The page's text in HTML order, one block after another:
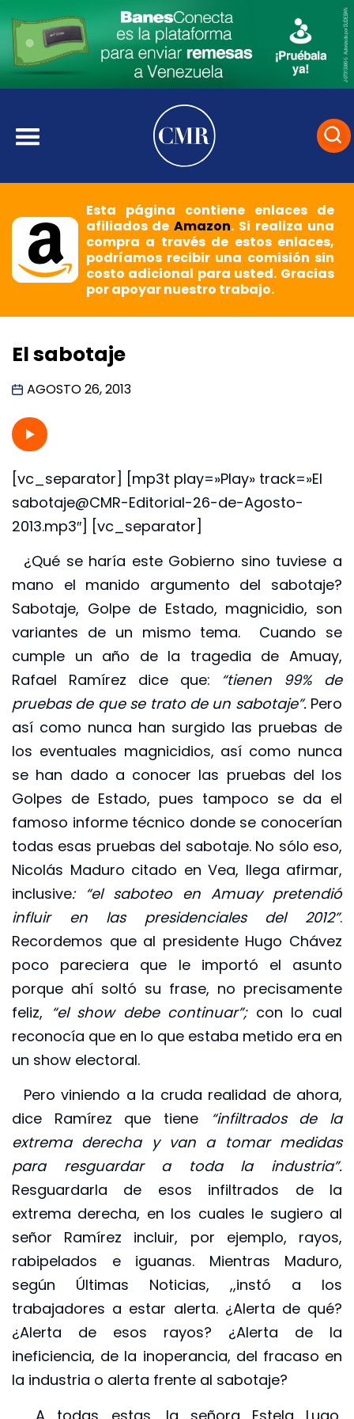
Esta página contiene enlaces de
afiliados deAmazon. Si realiza una
compra a través de estos enlaces,
podríamos recibir una comisión sin
costo adicional para usted. Gracias
por apoyar nuestro trabajo.
El sabotaje
AGOSTO 26, 2013
[vc_separator] [mp3t play=»Play» track=»El
sabotaje@CMR-Editorial-26-de-Agosto-
2013.mp3″] [vc_separator]
¿Qué se haría este Gobierno sino tuviese a
mano el manido argumento del sabotaje?
Sabotaje, Golpe de Estado, magnicidio, son
variantes de un mismo tema. Cuando se
cumple un año de la tragedia de Amuay,
Rafael Ramírez dice que: “tienen 99% de
pruebas de que se trato de un sabotaje”.Pero
así como nunca han surgido las pruebas de
los eventuales magnicidios, así como nunca
se han dado a conocer las pruebas del los
Golpes de Estado, pues tampoco se da el
famoso informe técnico donde se conocerían
todas esas pruebas del sabotaje. No sólo eso,
Nicolás Maduro citado en Vea, llega afirmar,
inclusive: “el saboteo en Amuay pretendió
influir en las presidenciales del 2012”.
Recordemos que al presidente Hugo Chávez
poco pareciera que le importó el asunto
porque ahí soltó su frase, no precisamente
feliz, “el show debe continuar”;con lo cual
reconocía que en lo que estaba metido era en
un show electoral.
Pero viniendo a la cruda realidad de ahora,
dice Ramírez que tiene “infiltrados de la
extrema derecha y van a tomar medidas
para resguardar a toda la industria”.
Resguardarla de esos infiltrados de la
extrema derecha, en los cuales le sugiero al
señor Ramírez incluir, por ejemplo, rayos,
rabipelados e iguanas. Mientras Maduro,
según Últimas Noticias, ,,instó a los
trabajadores a estar alerta. ¿Alerta de qué?
¿Alerta de esos rayos? ¿Alerta de la
ineficiencia, de la inoperancia, del fracaso en
la industria o alerta frente al sabotaje?